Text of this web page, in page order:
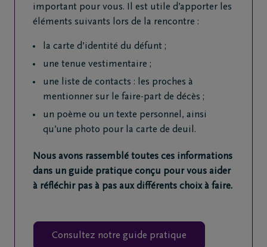
important pour vous. Il est utile d’apporter les
éléments suivants lors de la rencontre :
la carte d’identité du défunt ;
une tenue vestimentaire ;
une liste de contacts : les proches à
mentionner sur le faire-part de décès ;
un poème ou un texte personnel, ainsi
qu’une photo pour la carte de deuil.
Nous avons rassemblé toutes ces informations
dans un guide pratique conçu pour vous aider
à réfléchir pas à pas aux différents choix à faire.
Consultez notre guide pratique